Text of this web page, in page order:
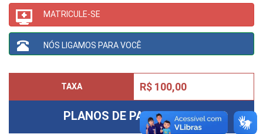
MATRICULE-SE
NÓS LIGAMOS PARA VOCÊ
TAXA R$ 100,00
PLANOS DE PAGAMENTO